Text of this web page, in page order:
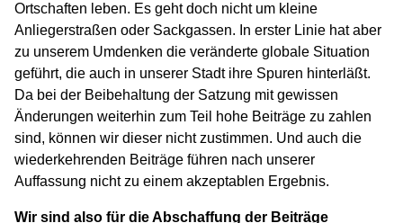
Ortschaften leben. Es geht doch nicht um kleine
Anliegerstraßen oder Sackgassen. In erster Linie hat aber
zu unserem Umdenken die veränderte globale Situation
geführt, die auch in unserer Stadt ihre Spuren hinterläßt.
Da bei der Beibehaltung der Satzung mit gewissen
Änderungen weiterhin zum Teil hohe Beiträge zu zahlen
sind, können wir dieser nicht zustimmen. Und auch die
wiederkehrenden Beiträge führen nach unserer
Auffassung nicht zu einem akzeptablen Ergebnis.
Wir sind also für die Abschaffung der Beiträge